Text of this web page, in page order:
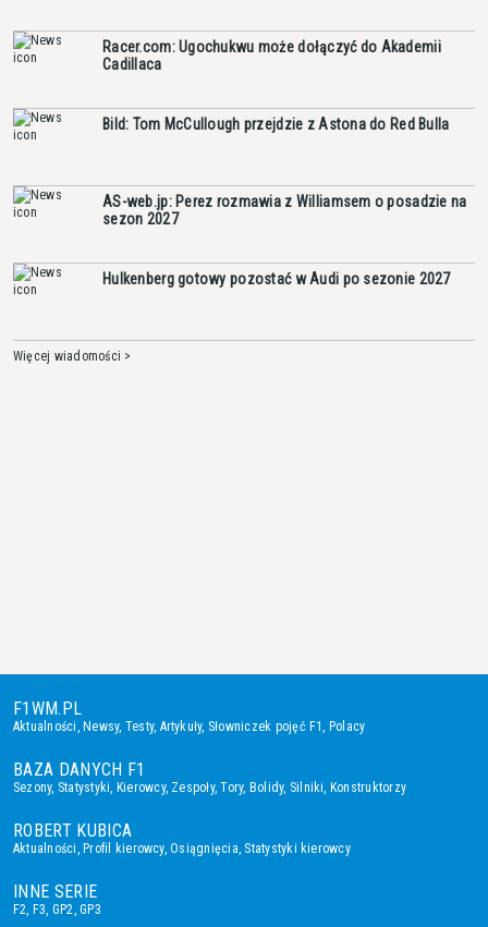
Racer.com: Ugochukwu może dołączyć do Akademii
Cadillaca
Bild: Tom McCullough przejdzie z Astona do Red Bulla
AS-web.jp: Perez rozmawia z Williamsem o posadzie na
sezon 2027
Hulkenberg gotowy pozostać w Audi po sezonie 2027
Więcej wiadomości >
F1WM.PL
Aktualności,Newsy, Testy, Artykuły, Słowniczek pojęć F1, Polacy
BAZA DANYCH F1
Sezony, Statystyki, Kierowcy, Zespoły,Tory, Bolidy, Silniki, Konstruktorzy
ROBERT KUBICA
Aktualności,Profil kierowcy,Osiągnięcia, Statystyki kierowcy
INNE SERIE
F2, F3, GP2,GP3